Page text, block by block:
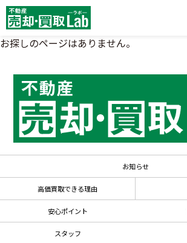
お探しのページはありません。
お知らせ
高価買取できる理由
安心ポイント
スタッフ